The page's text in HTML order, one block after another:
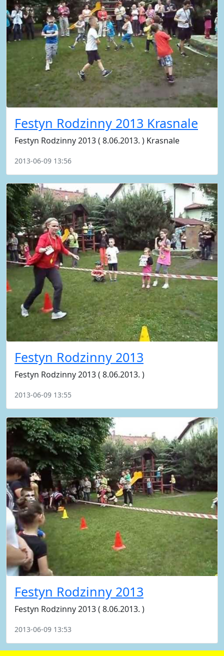
Festyn Rodzinny 2013 Krasnale
Festyn Rodzinny 2013 ( 8.06.2013. ) Krasnale
2013-06-09 13:56
Festyn Rodzinny 2013
Festyn Rodzinny 2013 ( 8.06.2013. )
2013-06-09 13:55
Festyn Rodzinny 2013
Festyn Rodzinny 2013 ( 8.06.2013. )
2013-06-09 13:53